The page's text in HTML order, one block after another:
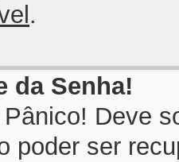
.
da Senha!
Deve
poder ser